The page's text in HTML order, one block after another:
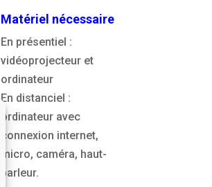
Matériel nécessaire
En présentiel :
vidéoprojecteur et
ordinateur
En distanciel :
ordinateur avec
connexion internet,
micro, caméra, haut-
parleur.